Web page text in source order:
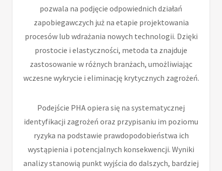
pozwala na podjęcie odpowiednich działań
zapobiegawczych już na etapie projektowania
procesów lub wdrażania nowych technologii. Dzięki
prostocie i elastyczności, metoda ta znajduje
zastosowanie w różnych branżach, umożliwiając
wczesne wykrycie i eliminację krytycznych zagrożeń.
Podejście PHA opiera się na systematycznej
identyfikacji zagrożeń oraz przypisaniu im poziomu
ryzyka na podstawie prawdopodobieństwa ich
wystąpienia i potencjalnych konsekwencji. Wyniki
analizy stanowią punkt wyjścia do dalszych, bardziej